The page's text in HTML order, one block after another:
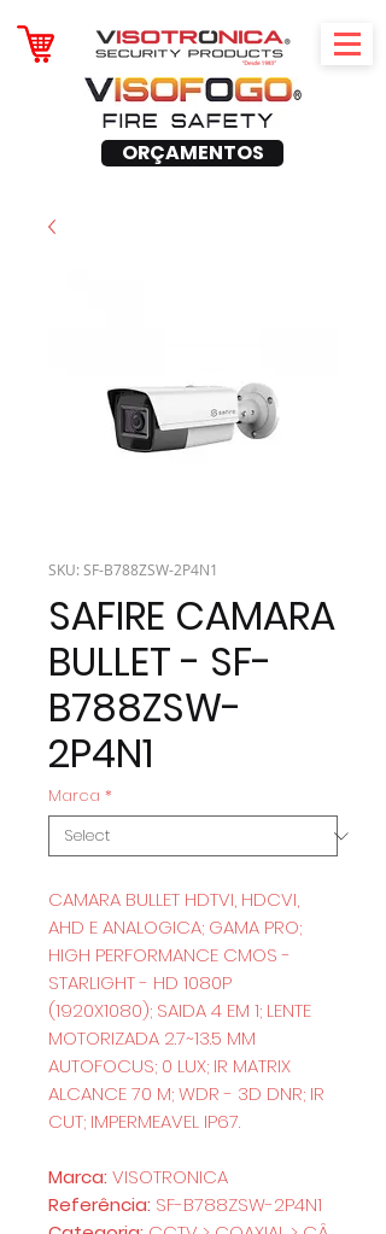
ORÇAMENTOS
SKU: SF-B788ZSW-2P4N1
SAFIRE CAMARA
BULLET - SF-
B788ZSW-
2P4N1
Marca *
CAMARA BULLET HDTVI, HDCVI,
AHD E ANALOGICA; GAMA PRO;
HIGH PERFORMANCE CMOS -
STARLIGHT - HD 1080P
(1920X1080); SAIDA 4 EM 1; LENTE
MOTORIZADA 2.7~13.5 MM
AUTOFOCUS; 0 LUX; IR MATRIX
ALCANCE 70 M; WDR - 3D DNR; IR
CUT; IMPERMEAVEL IP67.
Marca: VISOTRONICA
Referência: SF-B788ZSW-2P4N1